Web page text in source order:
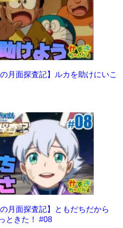
月面探査記】ルカを助けにいこ
月面探査記】ともだちだから
ときた！ #08